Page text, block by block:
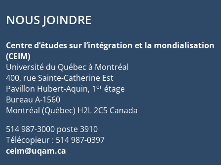
NOUS JOINDRE
Centre d’études sur l’intégration et la mondialisation
(CEIM)
Université du Québec à Montréal
400, rue Sainte-Catherine Est
Pavillon Hubert-Aquin, 1er étage
Bureau A-1560
Montréal (Québec) H2L 2C5 Canada
514 987-3000 poste 3910
Télécopieur : 514 987-0397
ceim@uqam.ca